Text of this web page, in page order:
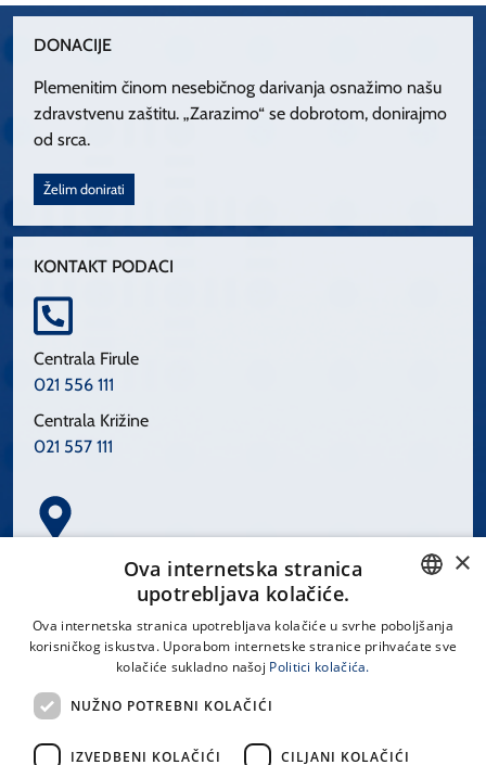
DONACIJE
Plemenitim činom nesebičnog darivanja osnažimo našu
zdravstvenu zaštitu. „Zarazimo“ se dobrotom, donirajmo
od srca.
Želim donirati
KONTAKT PODACI
Centrala Firule
021 556 111
Centrala Križine
021 557 111
Spinčićeva 1, 21000 Split
LINKOVI
CROATIAN
×
Ova internetska stranica
upotrebljava kolačiće.
Ova internetska stranica upotrebljava kolačiće u svrhe poboljšanja
korisničkog iskustva. Uporabom internetske stranice prihvaćate sve
kolačiće sukladno našoj Politici kolačića.
NUŽNO POTREBNI KOLAČIĆI
IZVEDBENI KOLAČIĆI CILJANI KOLAČIĆI